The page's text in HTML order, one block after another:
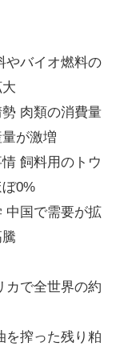
やバイオ燃料の
肉類の消費量
が激増
飼料用のトウ
0%
中国で需要が拡
カで全世界の約
を搾った残り粕